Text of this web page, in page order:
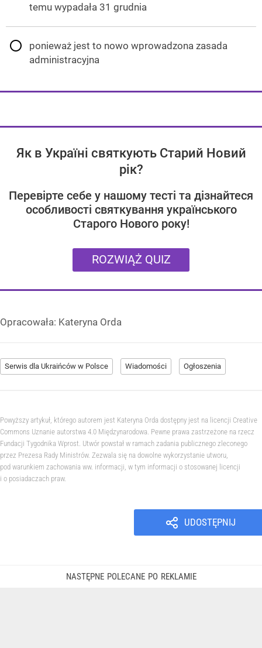
temu wypadała 31 grudnia
ponieważ jest to nowo wprowadzona zasada
administracyjna
Як в Україні святкують Старий Новий
рік?
Перевірте себе у нашому тесті та дізнайтеся
особливості святкування українського
Старого Нового року!
ROZWIĄŻ QUIZ
Opracowała: Kateryna Orda
Serwis dla Ukraińców w Polsce Wiadomości Ogłoszenia
Powyższy artykuł, którego autorem jest Kateryna Orda dostępny jest na licencji Creative
Commons Uznanie autorstwa 4.0 Międzynarodowa. Pewne prawa zastrzeżone na rzecz
Fundacji Tygodnika Wprost. Utwór powstał w ramach zadania publicznego zleconego
przez Prezesa Rady Ministrów. Zezwala się na dowolne wykorzystanie utworu,
pod warunkiem zachowania ww. informacji, w tym informacji o stosowanej licencji
i o posiadaczach praw.
UDOSTĘPNIJ